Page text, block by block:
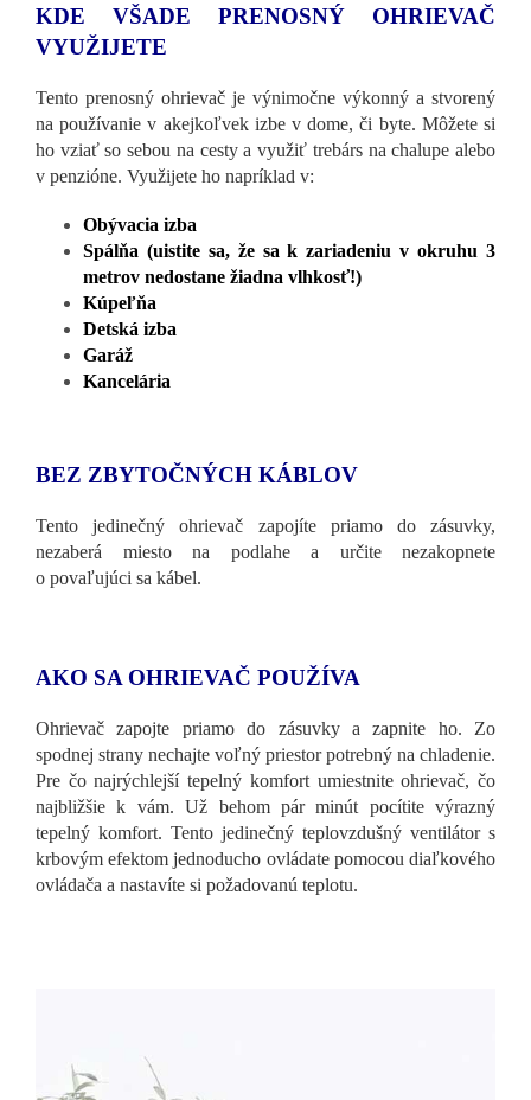
KDE VŠADE PRENOSNÝ OHRIEVAČ
VYUŽIJETE
Tento prenosný ohrievač je výnimočne výkonný a stvorený
na používanie v akejkoľvek izbe v dome, či byte. Môžete si
ho vziať so sebou na cesty a využiť trebárs na chalupe alebo
v penzióne. Využijete ho napríklad v:
Obývacia izba
Spálňa (uistite sa, že sa k zariadeniu v okruhu 3
metrov nedostane žiadna vlhkosť!)
Kúpeľňa
Detská izba
Garáž
Kancelária
BEZ ZBYTOČNÝCH KÁBLOV
Tento jedinečný ohrievač zapojíte priamo do zásuvky,
nezaberá miesto na podlahe a určite nezakopnete
o povaľujúci sa kábel.
AKO SA OHRIEVAČ POUŽÍVA
Ohrievač zapojte priamo do zásuvky a zapnite ho. Zo
spodnej strany nechajte voľný priestor potrebný na chladenie.
Pre čo najrýchlejší tepelný komfort umiestnite ohrievač, čo
najbližšie k vám. Už behom pár minút pocítite výrazný
tepelný komfort. Tento jedinečný teplovzdušný ventilátor s
krbovým efektom jednoducho ovládate pomocou diaľkového
ovládača a nastavíte si požadovanú teplotu.